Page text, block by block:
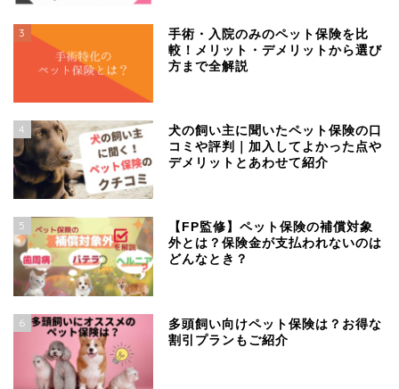
3
手術・入院のみのペット保険を比
較！メリット・デメリットから選び
方まで全解説
4
犬の飼い主に聞いたペット保険の口
コミや評判｜加入してよかった点や
デメリットとあわせて紹介
5
【FP監修】ペット保険の補償対象
外とは？保険金が支払われないのは
どんなとき？
6
多頭飼い向けペット保険は？お得な
割引プランもご紹介